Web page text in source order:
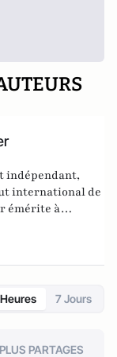
indépendant,
international de
émérite à
sociales
7 Jours
PLUS PARTAGES